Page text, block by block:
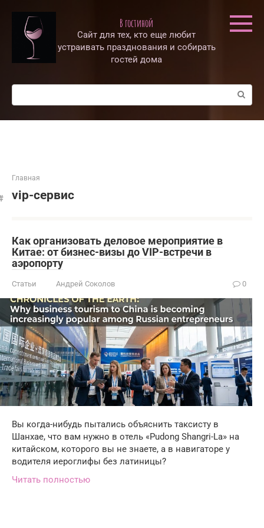
контенту
В гостиной
Сайт для тех, кто еще любит
устраивать празднования и собирать
гостей дома
Поиск:
Главная
vip-сервис
Как организовать деловое мероприятие в
Китае: от бизнес-визы до VIP-встречи в
аэропорту
Статьи Андрей Соколов 0
Вы когда-нибудь пытались объяснить таксисту в
Шанхае, что вам нужно в отель «Pudong Shangri-La» на
китайском, которого вы не знаете, а в навигаторе у
водителя иероглифы без латиницы?
Читать полностью